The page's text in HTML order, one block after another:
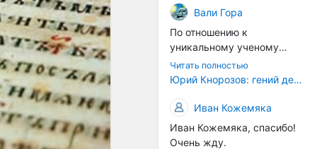
европейского способа
градуирования высотной
шкалы. В его основе лежит
открытие частичных тонов.
... В такой системе часть
содержит в себе целое, т.е.
все остальные части и
закон их соотношения. Не
часть есть проекция
целого (как в звуковой
Вали Гора
По отношению к
уникальному ученому
Светлане Жарниковой
были применены схожие
защитила кандидатскую
диссертацию (ей даже
хотели сразу дать
Читать полностью
Юрий Кнорозов: гений дешифровки
Иван Кожемяка
Иван Кожемяка, спасибо!
Очень жду.